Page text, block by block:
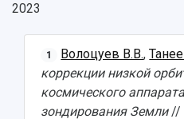
2023
1 Волоцуев В.В.,
коррекции низкой
космического
зондирования Земли//